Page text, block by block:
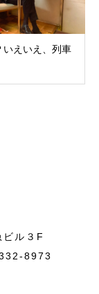
いえいえ、列車
ル３F
8973